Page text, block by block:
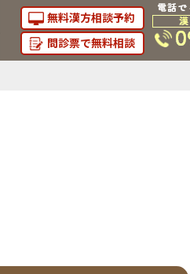
無料漢方相談予約
問診票で無料相談